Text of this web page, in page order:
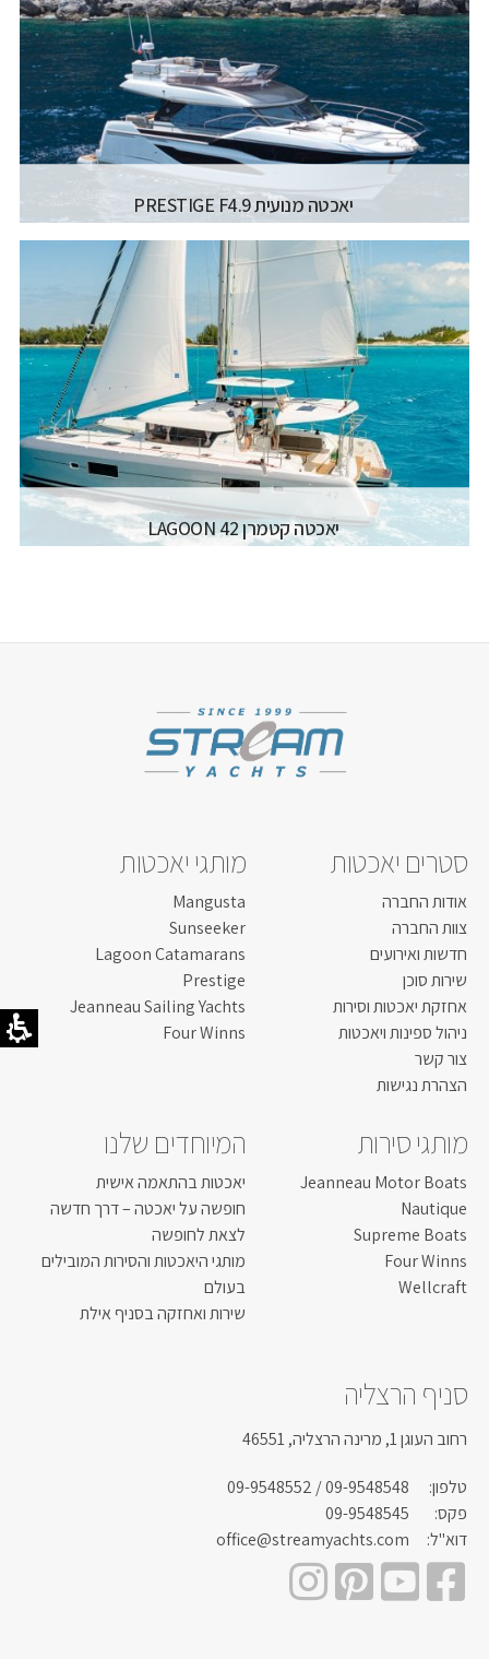
רוחב כללי:
9.25מ' 30’4
קרא עוד...
יאכטה מנועית PRESTIGE F4.9
יצרן ודגם:
PRESTIGE - F4.9
רישיון משיט:
רישיון משיט יאכטה
אורך כללי:
רוחב כללי:
קרא עוד...
יאכטה קטמרן LAGOON 42
קרא עוד...
סטרים יאכטות
אודות החברה
צוות החברה
חדשות ואירועים
שירות סוכן
אחזקת יאכטות וסירות
ניהול ספינות ויאכטות
צור קשר
הצהרת נגישות
מותגי יאכטות
Mangusta
Sunseeker
Lagoon Catamarans
Prestige
Jeanneau Sailing Yachts
Four Winns
מותגי סירות
Jeanneau Motor Boats
Nautique
Supreme Boats
Four Winns
Wellcraft
המיוחדים שלנו
יאכטות בהתאמה אישית
חופשה על יאכטה – דרך חדשה
לצאת לחופשה
מותגי היאכטות והסירות המובילים
בעולם
שירות ואחזקה בסניף אילת
סניף הרצליה
רחוב העוגן 1, מרינה הרצליה, 46551
טלפון: 09-9548548
/ 09-9548552
פקס:
09-9548545
דוא"ל:
office@streamyachts.com